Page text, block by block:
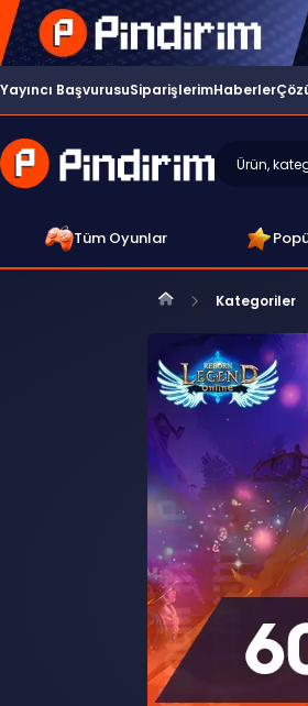
Yayıncı BaşvurusuSiparişlerimHaberler
Tüm Oyunlar
Kategoriler